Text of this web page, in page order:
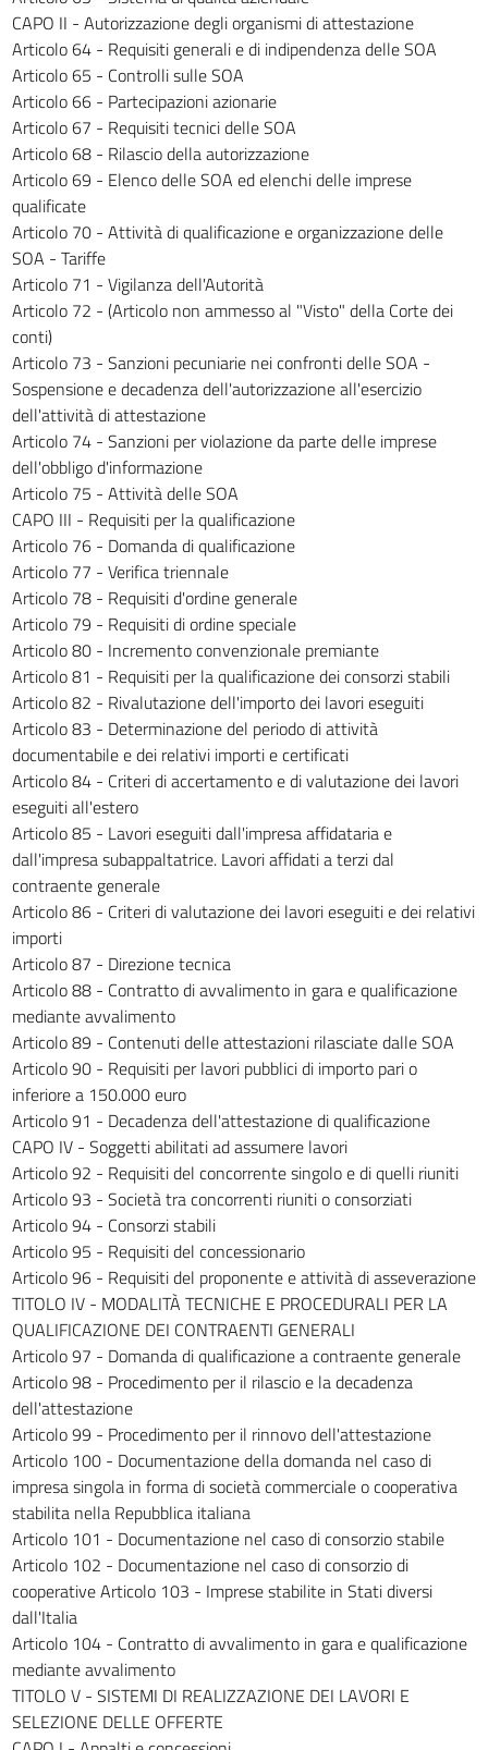
226
227
228
229
230
231
232
233
234
236
237
238
TITOLO XI - LAVORI RIGUARDANTI I BENI DEL
PATRIMONIO CULTURALE
CAPO I - Beni del patrimonio culturale
239
240
CAPO II - Progettazione
241
242
243
244
245
246
247
248
CAPO III - Esecuzione e collaudo dei lavori
249
250
251
PARTE III - CONTRATTI PUBBLICI RELATIVI A
SERVIZI ATTINENTI
ALL'ARCHITETTURA E ALL'INGEGNERIA NEI SETTORI ORDINARI
TITOLO I - DISPOSIZIONI GENERALI
252
253
254
255
256
257
258
259
260
TITOLO II - AFFIDAMENTO DEI SERVIZI
261
262
263
264
265
266
267
TITOLO III - GARANZIE
CAPO II - Autorizzazione degli organismi di attestazione
Articolo 64 - Requisiti generali e di indipendenza delle SOA
Articolo 65 - Controlli sulle SOA
Articolo 66 - Partecipazioni azionarie
Articolo 67 - Requisiti tecnici delle SOA
Articolo 68 - Rilascio della autorizzazione
Articolo 69 - Elenco delle SOA ed elenchi delle imprese
qualificate
Articolo 70 - Attività di qualificazione e organizzazione delle
SOA - Tariffe
Articolo 71 - Vigilanza dell'Autorità
Articolo 72 - (Articolo non ammesso al "Visto" della Corte dei
conti)
Articolo 73 - Sanzioni pecuniarie nei confronti delle SOA -
Sospensione e decadenza dell'autorizzazione all'esercizio
dell'attività di attestazione
Articolo 74 - Sanzioni per violazione da parte delle imprese
dell'obbligo d'informazione
Articolo 75 - Attività delle SOA
CAPO III - Requisiti per la qualificazione
Articolo 76 - Domanda di qualificazione
Articolo 77 - Verifica triennale
Articolo 78 - Requisiti d'ordine generale
Articolo 79 - Requisiti di ordine speciale
Articolo 80 - Incremento convenzionale premiante
Articolo 81 - Requisiti per la qualificazione dei consorzi stabili
Articolo 82 - Rivalutazione dell'importo dei lavori eseguiti
Articolo 83 - Determinazione del periodo di attività
documentabile e dei relativi importi e certificati
Articolo 84 - Criteri di accertamento e di valutazione dei lavori
eseguiti all'estero
Articolo 85 - Lavori eseguiti dall'impresa affidataria e
dall'impresa subappaltatrice. Lavori affidati a terzi dal
contraente generale
Articolo 86 - Criteri di valutazione dei lavori eseguiti e dei relativi
importi
Articolo 87 - Direzione tecnica
Articolo 88 - Contratto di avvalimento in gara e qualificazione
mediante avvalimento
Articolo 89 - Contenuti delle attestazioni rilasciate dalle SOA
Articolo 90 - Requisiti per lavori pubblici di importo pari o
inferiore a 150.000 euro
Articolo 91 - Decadenza dell'attestazione di qualificazione
CAPO IV - Soggetti abilitati ad assumere lavori
Articolo 92 - Requisiti del concorrente singolo e di quelli riuniti
Articolo 93 - Società tra concorrenti riuniti o consorziati
Articolo 94 - Consorzi stabili
Articolo 95 - Requisiti del concessionario
Articolo 96 - Requisiti del proponente e attività di asseverazione
TITOLO IV - MODALITÀ TECNICHE E PROCEDURALI PER LA
QUALIFICAZIONE DEI CONTRAENTI GENERALI
Articolo 97 - Domanda di qualificazione a contraente generale
Articolo 98 - Procedimento per il rilascio e la decadenza
dell'attestazione
Articolo 99 - Procedimento per il rinnovo dell'attestazione
Articolo 100 - Documentazione della domanda nel caso di
impresa singola in forma di società commerciale o cooperativa
stabilita nella Repubblica italiana
Articolo 101 - Documentazione nel caso di consorzio stabile
Articolo 102 - Documentazione nel caso di consorzio di
cooperative Articolo 103 - Imprese stabilite in Stati diversi
dall'Italia
Articolo 104 - Contratto di avvalimento in gara e qualificazione
mediante avvalimento
TITOLO V - SISTEMI DI REALIZZAZIONE DEI LAVORI E
SELEZIONE DELLE OFFERTE